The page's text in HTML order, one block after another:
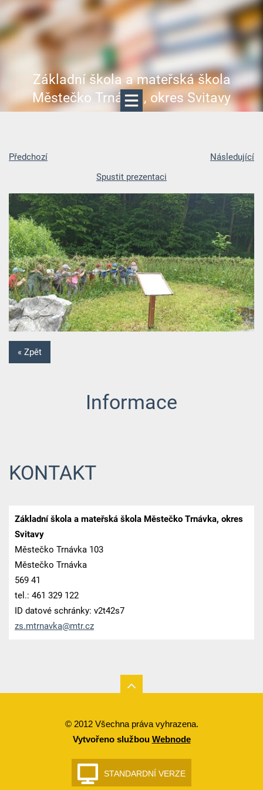
Základní škola a mateřská škola
Městečko Trnávka, okres Svitavy
Předchozí
Následující
Spustit prezentaci
« Zpět
Informace
KONTAKT
Základní škola a mateřská škola Městečko Trnávka, okres
Svitavy
Městečko Trnávka 103
Městečko Trnávka
569 41
tel.: 461 329 122
ID datové schránky: v2t42s7
zs.mtrnavka@mtr.cz
© 2012 Všechna práva vyhrazena.
Vytvořeno službou Webnode
STANDARDNÍ VERZE